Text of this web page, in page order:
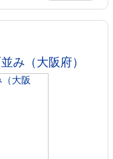
み（大阪府）